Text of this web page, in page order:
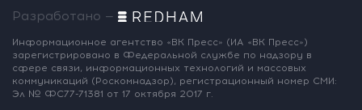
Разработано —
Информационное агентство «ВК Пресс» (ИА «ВК Пресс»)
зарегистрировано в Федеральной службе по надзору в
сфере связи, информационных технологий и массовых
коммуникаций (Роскомнадзор), регистрационный номер СМИ:
Эл № ФС77-71381 от 17 октября 2017 г.